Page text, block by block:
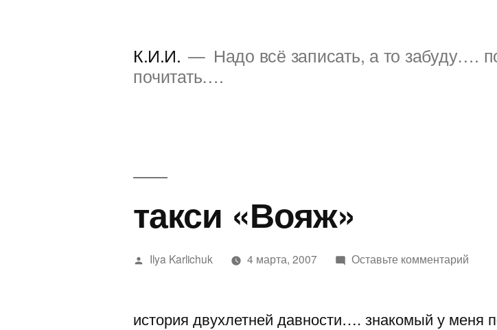
К.И.И.
Надо всё записать, а то забуду….
почитать….
такси «Вояж»
Написано
Ilya Karlichuk 4 марта, 2007 Оставьте комментарийк
история двухлетней давности…. знакомый у меня